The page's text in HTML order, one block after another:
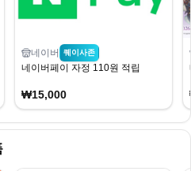
네이버 퀘이사존
네이버페이 자정 110원 적립
₩15,000